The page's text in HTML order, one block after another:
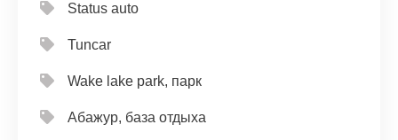
Status auto
Tuncar
Wake lake park, парк
Абажур, база отдыха